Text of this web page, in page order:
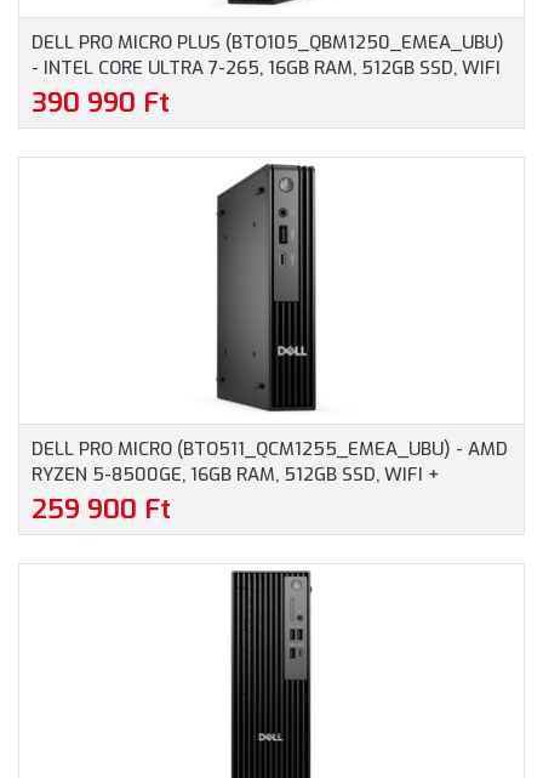
DELL PRO MICRO PLUS (BTO105_QBM1250_EMEA_UBU)
- INTEL CORE ULTRA 7-265, 16GB RAM, 512GB SSD, WIFI
+ BLUETOOTH, OPERÁCIÓS RENDSZER NÉLKÜL - MICRO
HÁZAS SZÁMÍTÓGÉP, 3 ÉV HELYSZÍNI GARANCIA
390 990 Ft
DELL PRO MICRO (BTO511_QCM1255_EMEA_UBU) - AMD
RYZEN 5-8500GE, 16GB RAM, 512GB SSD, WIFI +
BLUETOOTH, OPERÁCIÓS RENDSZER NÉLKÜL - MICRO
HÁZAS SZÁMÍTÓGÉP, 3 ÉV HELYSZÍNI GARANCIA
259 900 Ft